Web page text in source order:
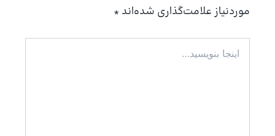
موردنیاز علامت‌گذاری شده‌اند *
اینجا
بنویسید…